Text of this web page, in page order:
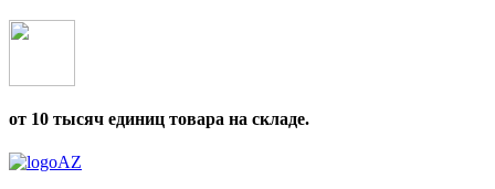
от 10 тысяч единиц товара на складе.